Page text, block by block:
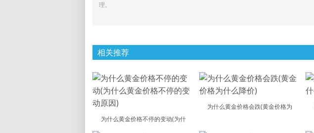
理。
相关推荐
为什么黄金价格不停的变动(为什
为什么黄金价格会跌(黄金价格为